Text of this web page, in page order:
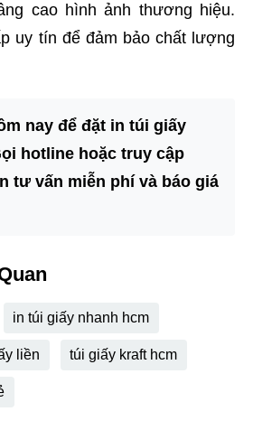
cao hình ảnh thương hiệu.
uy tín để đảm bảo chất lượng
nay để đặt in túi giấy
hotline hoặc truy cập
tư vấn miễn phí và báo giá
in túi giấy nhanh hcm
liền túi giấy kraft hcm